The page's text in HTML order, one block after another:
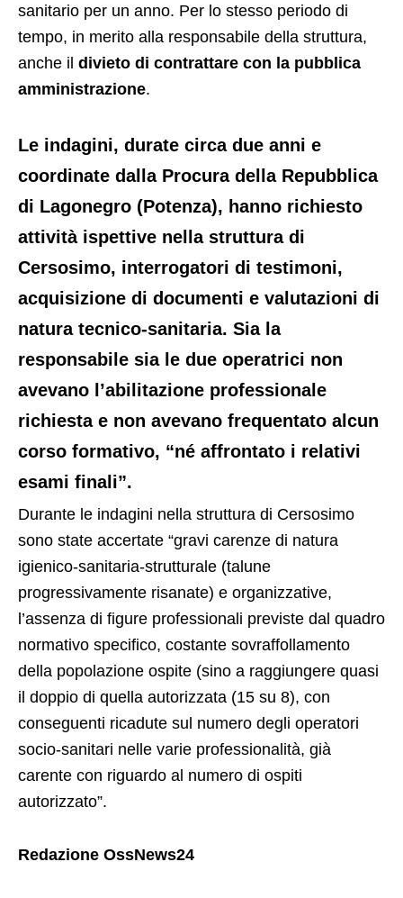
sanitario per un anno. Per lo stesso periodo di
tempo, in merito alla responsabile della struttura,
anche il divieto di contrattare con la pubblica
amministrazione.
Le indagini, durate circa due anni e
coordinate dalla Procura della Repubblica
di Lagonegro (Potenza), hanno richiesto
attività ispettive nella struttura di
Cersosimo, interrogatori di testimoni,
acquisizione di documenti e valutazioni di
natura tecnico-sanitaria. Sia la
responsabile sia le due operatrici non
avevano l’abilitazione professionale
richiesta e non avevano frequentato alcun
corso formativo, “né affrontato i relativi
esami finali”.
Durante le indagini nella struttura di Cersosimo
sono state accertate “gravi carenze di natura
igienico-sanitaria-strutturale (talune
progressivamente risanate) e organizzative,
l’assenza di figure professionali previste dal quadro
normativo specifico, costante sovraffollamento
della popolazione ospite (sino a raggiungere quasi
il doppio di quella autorizzata (15 su 8), con
conseguenti ricadute sul numero degli operatori
socio-sanitari nelle varie professionalità, già
carente con riguardo al numero di ospiti
autorizzato”.
Redazione OssNews24